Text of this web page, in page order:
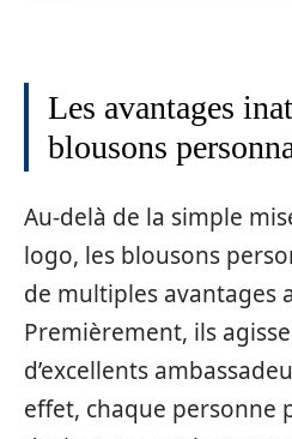
Les avantages
blousons
Au-delà de la simple
logo, les blousons
de multiples avantages
Premièrement, ils
d’excellents
effet, chaque personne